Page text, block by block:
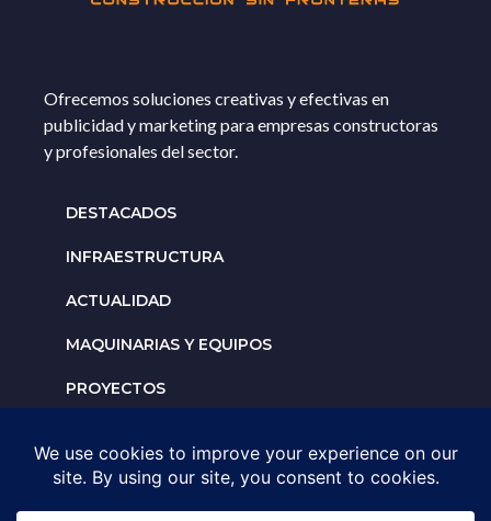
Ofrecemos soluciones creativas y efectivas en
publicidad y marketing para empresas constructoras
y profesionales del sector.
DESTACADOS
INFRAESTRUCTURA
ACTUALIDAD
MAQUINARIAS Y EQUIPOS
PROYECTOS
Solicita un espacio para